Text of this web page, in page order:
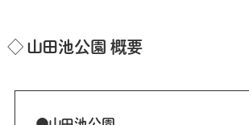
◇ 山田池公園 概要